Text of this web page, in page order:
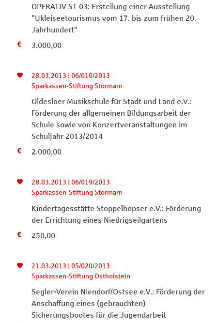
OPERATIV ST 03: Erstellung einer Ausstellung
"Ukleiseetourismus vom 17. bis zum frühen 20.
Jahrhundert"
3.000,00
28.03.2013 | 06/010/2013
Sparkassen-Stiftung Stormarn
Oldesloer Musikschule für Stadt und Land e.V.:
Förderung der allgemeinen Bildungsarbeit der
Schule sowie von Konzertveranstaltungen im
Schuljahr 2013/2014
2.000,00
28.03.2013 | 06/019/2013
Sparkassen-Stiftung Stormarn
Kindertagesstätte Stoppelhopser e.V.: Förderung
der Errichtung eines Niedrigseilgartens
250,00
21.03.2013 | 05/020/2013
Sparkassen-Stiftung Ostholstein
Segler-Verein Niendorf/Ostsee e.V.: Förderung der
Anschaffung eines (gebrauchten)
Sicherungsbootes für die Jugendarbeit